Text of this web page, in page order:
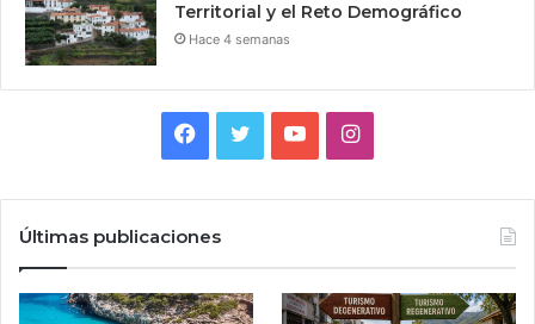
Territorial y el Reto Demográfico
Hace 4 semanas
Facebook
TwitterYouTubeInstagram
Últimas publicaciones